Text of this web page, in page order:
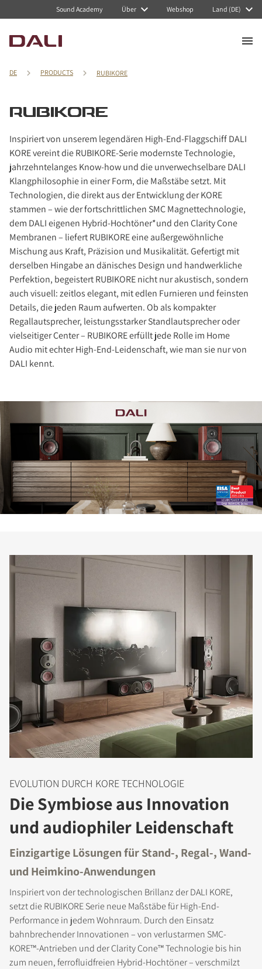
Sound Academy Über Webshop Land (DE)
DE PRODUCTS RUBIKORE
RUBIKORE
Inspiriert von unserem legendären High-End-Flaggschiff DALI
KORE vereint die RUBIKORE-Serie modernste Technologie,
jahrzehntelanges Know-how und die unverwechselbare DALI
Klangphilosophie in einer Form, die Maßstäbe setzt. Mit
Technologien, die direkt aus der Entwicklung der KORE
stammen – wie der fortschrittlichen SMC Magnettechnologie,
dem DALI eigenen Hybrid-Hochtöner*und den Clarity Cone
Membranen – liefert RUBIKORE eine außergewöhnliche
Mischung aus Kraft, Präzision und Musikalität. Gefertigt mit
derselben Hingabe an dänisches Design und handwerkliche
Perfektion, begeistert RUBIKORE nicht nur akustisch, sondern
auch visuell: zeitlos elegant, mit edlen Furnieren und feinsten
Details, die jeden Raum aufwerten. Ob als kompakter
Regallautsprecher, leistungsstarker Standlautsprecher oder
vielseitiger Center – RUBIKORE erfüllt jede Rolle im Home
Audio mit echter High-End-Leidenschaft, wie man sie nur von
DALI kennt.
EVOLUTION DURCH KORE TECHNOLOGIE
Die Symbiose aus Innovation
und audiophiler Leidenschaft
Einzigartige Lösungen für Stand-, Regal-, Wand-
und Heimkino-Anwendungen
Inspiriert von der technologischen Brillanz der DALI KORE,
setzt die RUBIKORE Serie neue Maßstäbe für High-End-
Performance in jedem Wohnraum. Durch den Einsatz
bahnbrechender Innovationen – von verlustarmen SMC-
KORE™-Antrieben und der Clarity Cone™ Technologie bis hin
zum neuen, ferrofluidfreien Hybrid-Hochtöner – verschmilzt
Navigated to RUBIKORE